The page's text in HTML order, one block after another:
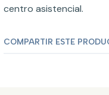
centro asistencial.
COMPARTIR ESTE